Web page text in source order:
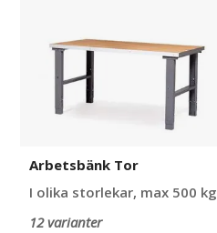
Arbetsbänk Tor
I olika storlekar, max 500 kg
12 varianter